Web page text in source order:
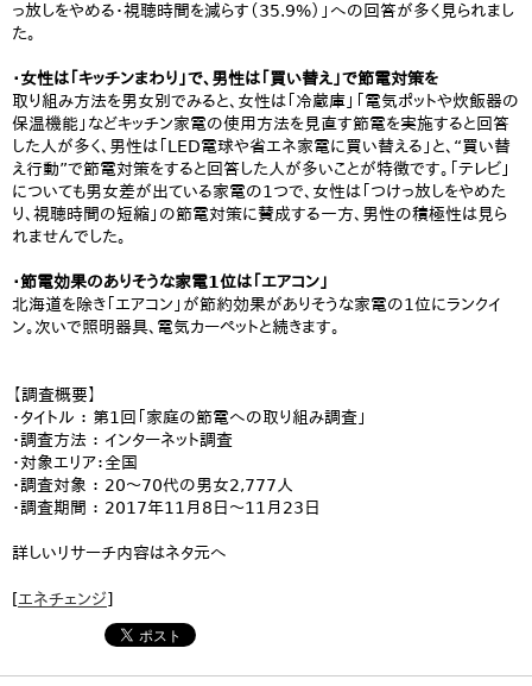
っ放しをやめる・視聴時間を減らす（35.9%）」への回答が多く見られまし
た。
・女性は「キッチンまわり」で、男性は「買い替え」で節電対策を
取り組み方法を男女別でみると、女性は「冷蔵庫」「電気ポットや炊飯器の
保温機能」などキッチン家電の使用方法を見直す節電を実施すると回答
した人が多く、男性は「LED電球や省エネ家電に買い替える」と、“買い替
え行動”で節電対策をすると回答した人が多いことが特徴です。「テレビ」
についても男女差が出ている家電の1つで、女性は「つけっ放しをやめた
り、視聴時間の短縮」の節電対策に賛成する一方、男性の積極性は見ら
れませんでした。
・節電効果のありそうな家電1位は「エアコン」
北海道を除き「エアコン」が節約効果がありそうな家電の1位にランクイ
ン。次いで照明器具、電気カーペットと続きます。
【調査概要】
・タイトル ： 第1回「家庭の節電への取り組み調査」
・調査方法 ： インターネット調査
・対象エリア：全国
・調査対象 ： 20～70代の男女2,777人
・調査期間 ： 2017年11月8日～11月23日
詳しいリサーチ内容はネタ元へ
[エネチェンジ]